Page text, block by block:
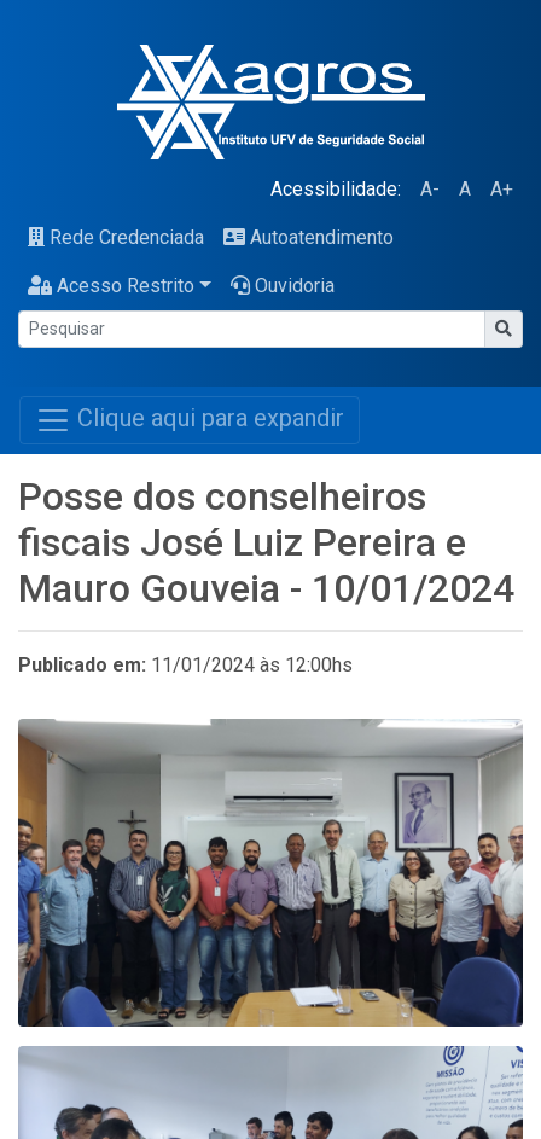
Acessibilidade: A- A A+
Rede Credenciada Autoatendimento
Acesso Restrito Ouvidoria
Clique aqui para expandir
Posse dos conselheiros
fiscais José Luiz Pereira e
Mauro Gouveia - 10/01/2024
Publicado em: 11/01/2024 às 12:00hs